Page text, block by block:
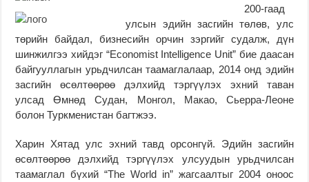
200-гаад
улсын эдийн засгийн тө­лөв, улс
төрийн байдал, биз­несийн орчин зэргийг судалж, дүн
шинжилгээ хийдэг “Economist Intelligence Unit” бие даасан
байгууллагын урьдчилсан таамаглалаар, 2014 онд эдийн
засгийн өсөлтөөрөө дэлхийд тэргүүлэх эхний таван
улсад Өмнөд Судан, Монгол, Макао, Сьерра-Леоне
болон Туркменистан багтжээ.
Харин Хятад улс эхний тавд орсонгүй. Эдийн засгийн
өсөлтөөрөө дэлхийд тэргүүлэх улсуудын урьдчилсан
таа­маг­лал бүхий “The World in” жагсаалтыг 2004 оноос